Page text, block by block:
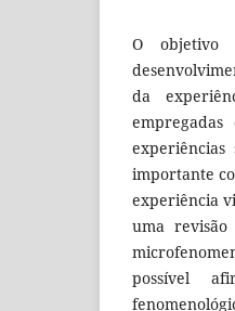
O objetivo
da
importante
experiência
uma revisão
possível